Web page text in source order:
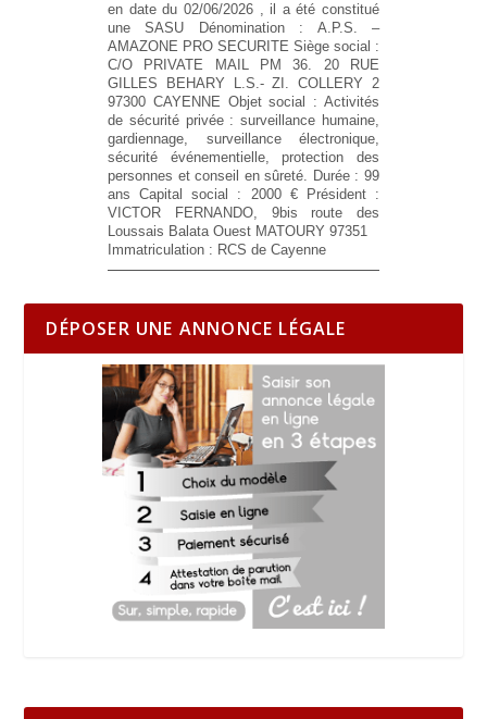
en date du 02/06/2026 , il a été constitué
une SASU Dénomination : A.P.S. –
AMAZONE PRO SECURITE Siège social :
C/O PRIVATE MAIL PM 36. 20 RUE
GILLES BEHARY L.S.- ZI. COLLERY 2
97300 CAYENNE Objet social :Activités
de sécurité privée : surveillance humaine,
gardiennage, surveillance électronique,
sécurité événementielle, protection des
personnes et conseil en sûreté. Durée :99
ans Capital social : 2000 €Président :
VICTOR FERNANDO, 9bis route des
Loussais Balata Ouest MATOURY 97351
Immatriculation : RCS de Cayenne
DÉPOSER UNE ANNONCE LÉGALE